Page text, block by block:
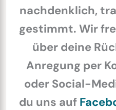
nachdenklich,
gestimmt. Wir
über deine
Anregung per
oder Social-
du uns auf